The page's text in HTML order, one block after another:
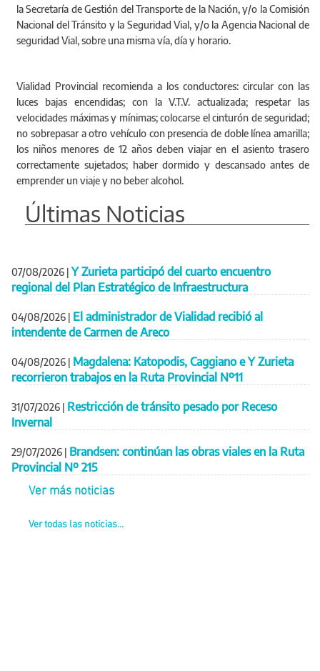
la Secretaría de Gestión del Transporte de la Nación, y/o la Comisión
Nacional del Tránsito y la Seguridad Vial, y/o la Agencia Nacional de
seguridad Vial, sobre una misma vía, día y horario.
Vialidad Provincial recomienda a los conductores: circular con las
luces bajas encendidas; con la V.T.V. actualizada; respetar las
velocidades máximas y mínimas; colocarse el cinturón de seguridad;
no sobrepasar a otro vehículo con presencia de doble línea amarilla;
los niños menores de 12 años deben viajar en el asiento trasero
correctamente sujetados; haber dormido y descansado antes de
emprender un viaje y no beber alcohol.
Últimas Noticias
07/08/2026 | Y Zurieta participó del cuarto encuentro
regional del Plan Estratégico de Infraestructura
04/08/2026 | El administrador de Vialidad recibió al
intendente de Carmen de Areco
04/08/2026 | Magdalena: Katopodis, Caggiano e Y Zurieta
recorrieron trabajos en la Ruta Provincial Nº11
31/07/2026 | Restricción de tránsito pesado por Receso
Invernal
29/07/2026 | Brandsen: continúan las obras viales en la Ruta
Provincial Nº 215
Ver más noticias
Ver todas las noticias...